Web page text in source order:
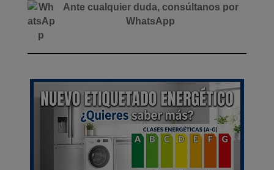
Ante cualquier duda, consúltanos por
WhatsApp